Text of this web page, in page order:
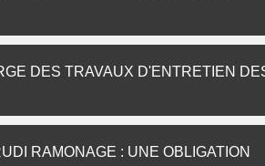
DES TRAVAUX D'ENTRETIEN
RAMONAGE : UNE OBLIGATION